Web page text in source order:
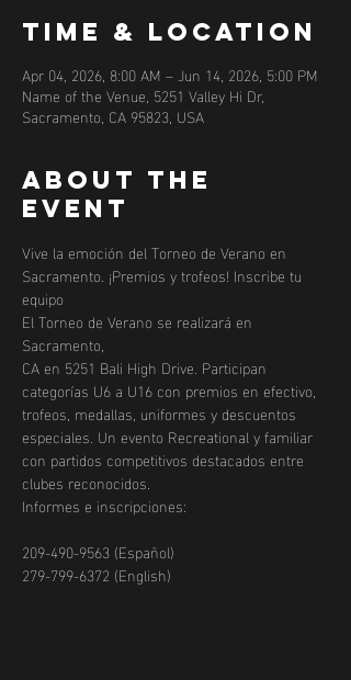
Time & Location
Apr 04, 2026, 8:00 AM – Jun 14, 2026, 5:00 PM
Name of the Venue, 5251 Valley Hi Dr,
Sacramento, CA 95823, USA
About the
event
Vive la emoción del Torneo de Verano en
Sacramento. ¡Premios y trofeos! Inscribe tu
equipo
El Torneo de Verano se realizará en
Sacramento,
CA en 5251 Bali High Drive. Participan
categorías U6 a U16 con premios en efectivo,
trofeos, medallas, uniformes y descuentos
especiales. Un evento Recreational y familiar
con partidos competitivos destacados entre
clubes reconocidos.
Informes e inscripciones:
209-490-9563 (Español)
279-799-6372 (English)